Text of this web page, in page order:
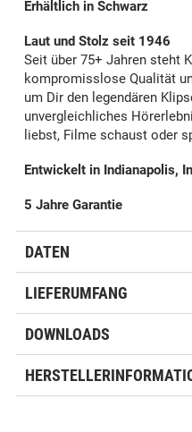
Erhältlich in Schwarz
Laut und Stolz seit 1946
Seit über 75+ Jahren steht
kompromisslose Qualität
um Dir den legendären
unvergleichliches
liebst, Filme schaust oder
Entwickelt in Indianapolis,
5 Jahre Garantie
DATEN
LIEFERUMFANG
DOWNLOADS